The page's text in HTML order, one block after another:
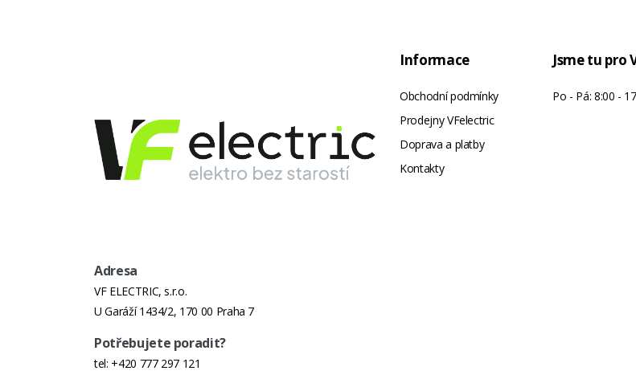
Adresa
VF ELECTRIC, s.r.o.
U Garáží 1434/2, 170 00 Praha 7
Potřebujete poradit?
tel: +420 777 297 121
Informace
Obchodní podmínky
Prodejny VFelectric
Doprava a platby
Kontakty
Jsme tu pro
Po - Pá: 8:00 -